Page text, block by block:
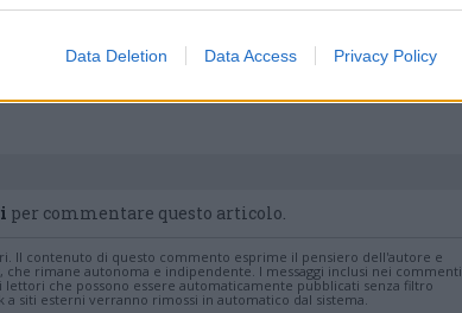
Data Deletion Data Access Privacy Policy
Pubblicato il 22 Maggio 2026
per commentare questo articolo.
Il contenuto di questo commento esprime il pensiero dell'autore e
rimane autonoma e indipendente. I messaggi inclusi nei commenti
che possono essere automaticamente pubblicati senza filtro
siti esterni verranno rimossi in automatico dal sistema.